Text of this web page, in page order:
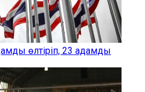
өлтіріп, 23 адамды